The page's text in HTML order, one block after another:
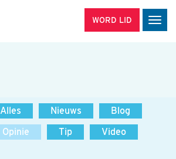
WORD LID
Alles Nieuws
Blog
Opinie Tip
Video